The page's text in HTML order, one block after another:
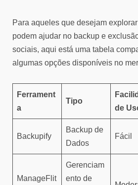
Para aqueles que desejam
podem ajudar no backup e
sociais, aqui está uma tabela
algumas opções disponíveis no
Ferrament
a
Tipo
de
Backupify
Backup de
Dados
Fácil
ManageFlit
Gerenciam
ento de